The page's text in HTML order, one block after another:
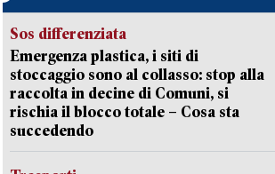
Sos differenziata
Emergenza plastica, i siti di
stoccaggio sono al collasso: stop alla
raccolta in decine di Comuni, si
rischia il blocco totale – Cosa sta
succedendo